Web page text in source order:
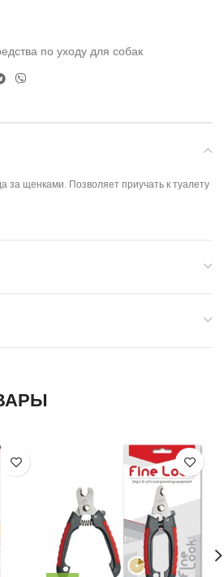
по уходу для собак
за щенками. Позволяет приучать к туалету